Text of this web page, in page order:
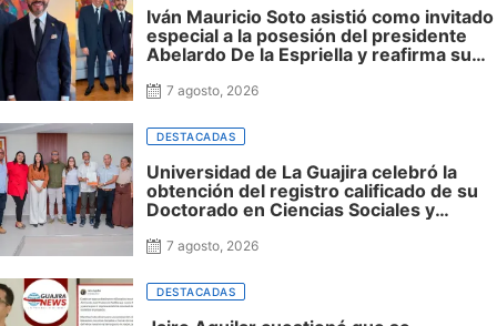
Iván Mauricio Soto asistió como invitado
especial a la posesión del presidente
Abelardo De la Espriella y reafirma su
7 agosto, 2026
DESTACADAS
Universidad de La Guajira celebró la
obtención del registro calificado de su
Doctorado en Ciencias Sociales y
con impacto regional
7 agosto, 2026
DESTACADAS